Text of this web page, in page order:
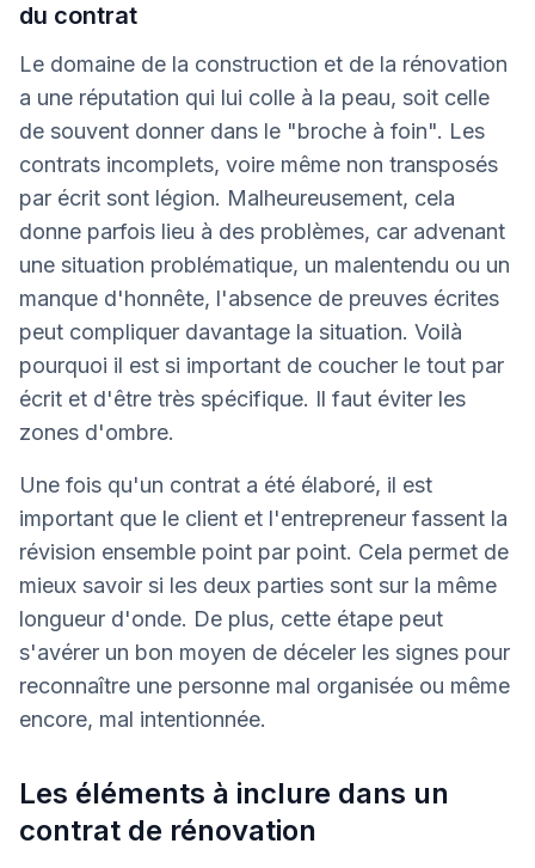
du contrat
Le domaine de la construction et de la rénovation
a une réputation qui lui colle à la peau, soit celle
de souvent donner dans le "broche à foin". Les
contrats incomplets, voire même non transposés
par écrit sont légion. Malheureusement, cela
donne parfois lieu à des problèmes, car advenant
une situation problématique, un malentendu ou un
manque d'honnête, l'absence de preuves écrites
peut compliquer davantage la situation. Voilà
pourquoi il est si important de coucher le tout par
écrit et d'être très spécifique. Il faut éviter les
zones d'ombre.
Une fois qu'un contrat a été élaboré, il est
important que le client et l'entrepreneur fassent la
révision ensemble point par point. Cela permet de
mieux savoir si les deux parties sont sur la même
longueur d'onde. De plus, cette étape peut
s'avérer un bon moyen de déceler les signes pour
reconnaître une personne mal organisée ou même
encore, mal intentionnée.
Les éléments à inclure dans un
contrat de rénovation